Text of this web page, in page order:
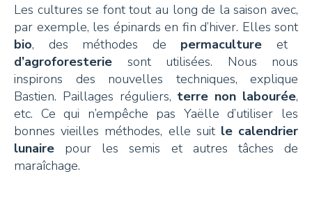
S'INSCRIRE
NOUS SUIVRE
Les cultures se font tout au long de la saison avec,
par exemple, les épinards en fin d’hiver. Elles sont
bio, des méthodes de permaculture et
d’agroforesterie sont utilisées. Nous nous
inspirons des nouvelles techniques, explique
Bastien. Paillages réguliers, terre non labourée,
etc. Ce qui n’empêche pas Yaëlle d’utiliser les
bonnes vieilles méthodes, elle suit le calendrier
lunaire pour les semis et autres tâches de
maraîchage.